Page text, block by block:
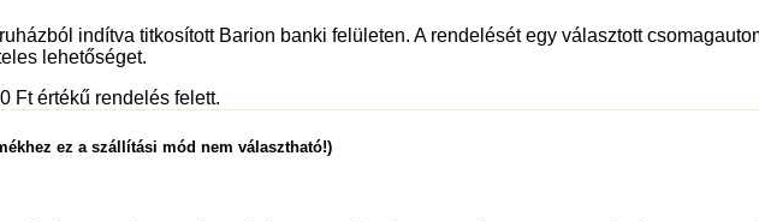
indítva titkosított Barion banki felületen. A rendelését egy választott
lehetőséget.
Ftértékű rendelés felett.
ez a szállítási mód nem választható!)